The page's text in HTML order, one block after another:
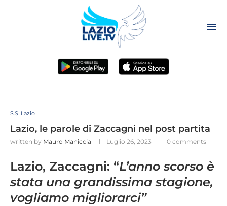
S.S. Lazio
Lazio, le parole di Zaccagni nel post partita
written by Mauro Maniccia Luglio 26, 2023 0 comments
Lazio, Zaccagni: “L’anno scorso è
stata una grandissima stagione,
vogliamo migliorarci”